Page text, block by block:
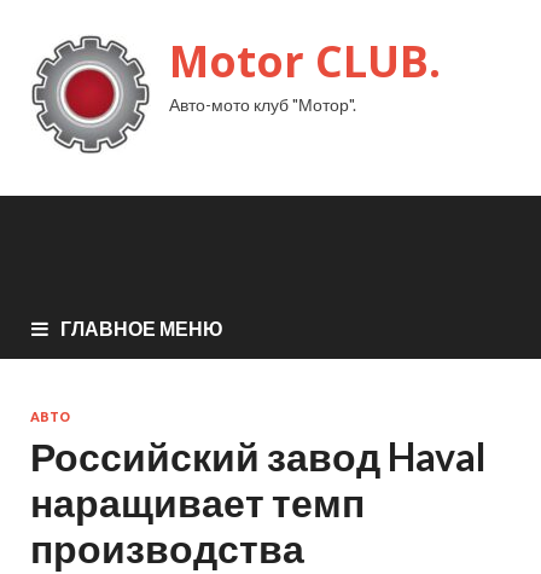
Motor CLUB.
Авто-мото клуб "Мотор".
ГЛАВНОЕ МЕНЮ
АВТО
Российский завод Haval
наращивает темп
производства